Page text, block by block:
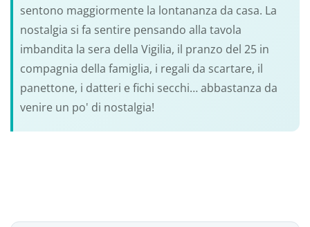
sentono maggiormente la lontananza da casa. La
nostalgia si fa sentire pensando alla tavola
imbandita la sera della Vigilia, il pranzo del 25 in
compagnia della famiglia, i regali da scartare, il
panettone, i datteri e fichi secchi… abbastanza da
venire un po' di nostalgia!